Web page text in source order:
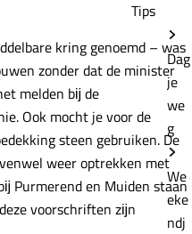
Tips
Dag
je
we
g
We
eke
ndj
kring genoemd – was
zonder dat de minister
melden bĳ de
Ook mocht je voor de
steen gebruiken. De
weer optrekken met
Purmerend en Muiden staan
voorschriften zĳn